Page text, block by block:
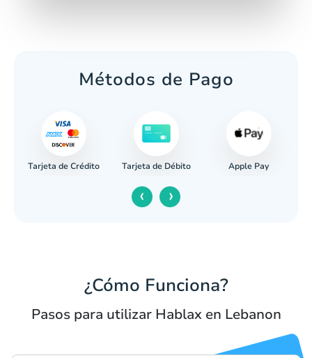
Métodos de Pago
Tarjeta de Crédito Tarjeta de Débito Apple Pay
‹ ›
¿Cómo Funciona?
Pasos para utilizar Hablax en Lebanon